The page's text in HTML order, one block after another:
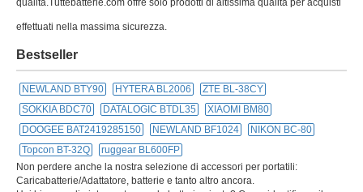
qualità.Tuttebatterie.com offre solo prodotti di altissima qualità per acquisti
effettuati nella massima sicurezza.
Bestseller
NEWLAND BTY90 HYTERA BL2006
ZTE BL-38CY
SOKKIA BDC70
DATALOGIC BTDL35
XIAOMI BM80
DOOGEE BAT2419285150
NEWLAND BF1024
NIKON BC-80
Topcon BT-32Q
ruggear BL600FP
Non perdere anche la nostra selezione di accessori per portatili:
Caricabatterie/Adattatore, batterie e tanto altro ancora.